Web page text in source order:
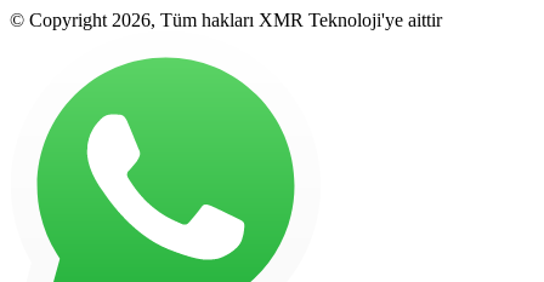
© Copyright 2026, Tüm hakları XMR Teknoloji'ye aittir